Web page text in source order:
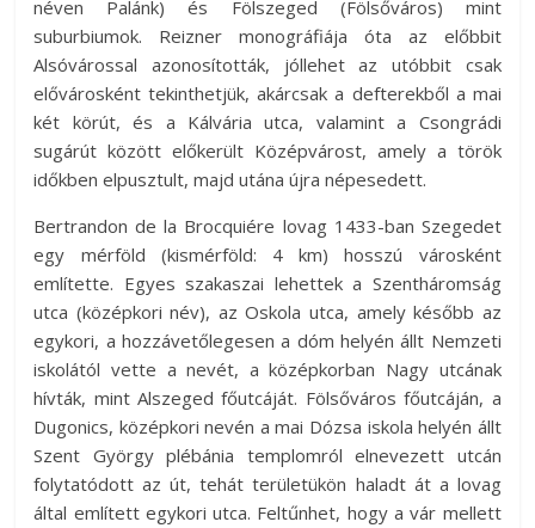
néven Palánk) és Fölszeged (Fölsőváros) mint
suburbiumok. Reizner monográfiája óta az előbbit
Alsóvárossal azonosították, jóllehet az utóbbit csak
elővárosként tekinthetjük, akárcsak a defterekből a mai
két körút, és a Kálvária utca, valamint a Csongrádi
sugárút között előkerült Középvárost, amely a török
időkben elpusztult, majd utána újra népesedett.
Bertrandon de la Brocquiére lovag 1433-ban Szegedet
egy mérföld (kismérföld: 4 km) hosszú városként
említette. Egyes szakaszai lehettek a Szentháromság
utca (középkori név), az Oskola utca, amely később az
egykori, a hozzávetőlegesen a dóm helyén állt Nemzeti
iskolától vette a nevét, a középkorban Nagy utcának
hívták, mint Alszeged főutcáját. Fölsőváros főutcáján, a
Dugonics, középkori nevén a mai Dózsa iskola helyén állt
Szent György plébánia templomról elnevezett utcán
folytatódott az út, tehát területükön haladt át a lovag
által említett egykori utca. Feltűnhet, hogy a vár mellett